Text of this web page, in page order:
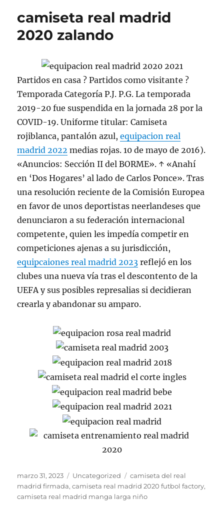
camiseta real madrid
2020 zalando
Partidos en casa ? Partidos como visitante ?
Temporada Categoría P.J. P.G. La temporada
2019-20 fue suspendida en la jornada 28 por la
COVID-19. Uniforme titular: Camiseta
rojiblanca, pantalón azul,equipacion real
madrid 2022 medias rojas. 10 de mayo de 2016).
«Anuncios: Sección II del BORME». ↑ «Anahí
en ‘Dos Hogares’ al lado de Carlos Ponce». Tras
una resolución reciente de la Comisión Europea
en favor de unos deportistas neerlandeses que
denunciaron a su federación internacional
competente, quien les impedía competir en
competiciones ajenas a su jurisdicción,
equipcaiones real madrid 2023 reflejó en los
clubes una nueva vía tras el descontento de la
UEFA y sus posibles represalias si decidieran
crearla y abandonar su amparo.
Publicado
el
marzo 31, 2023 Categorías
Uncategorized Etiquetas
camiseta del real
madrid firmada,camiseta real madrid 2020 futbol factory,
camiseta real madrid manga larga niño